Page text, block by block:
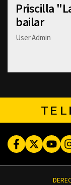
Priscilla
bailar
User Admin
FacebookTwitter